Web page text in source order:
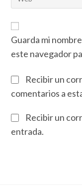
Guarda mi
este navegador
Recibir un
comentarios a
Recibir un
entrada.